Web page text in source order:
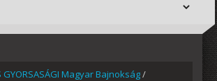
GYORSASÁGI Magyar Bajnokság/